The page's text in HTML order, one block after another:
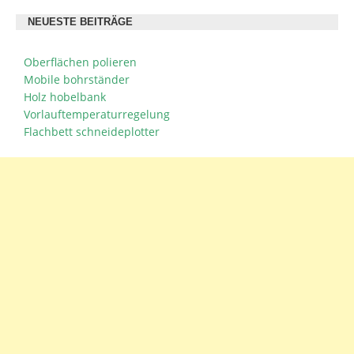
NEUESTE BEITRÄGE
Oberflächen polieren
Mobile bohrständer
Holz hobelbank
Vorlauftemperaturregelung
Flachbett schneideplotter